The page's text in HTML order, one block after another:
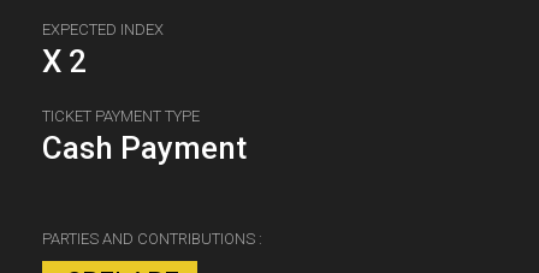
EXPECTED INDEX
X 2
TICKET PAYMENT TYPE
Cash Payment
PARTIES AND CONTRIBUTIONS :